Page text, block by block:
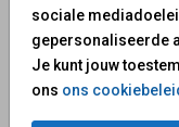
sociale
gepersonaliseerde
Je kunt jouw
ons ons